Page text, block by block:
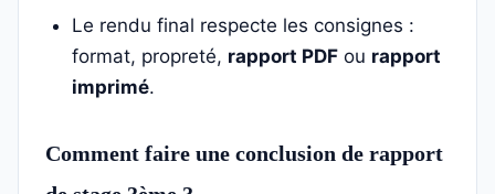
Le rendu final respecte les consignes :
format, propreté, rapport PDF ou rapport
imprimé.
Comment faire une conclusion de rapport